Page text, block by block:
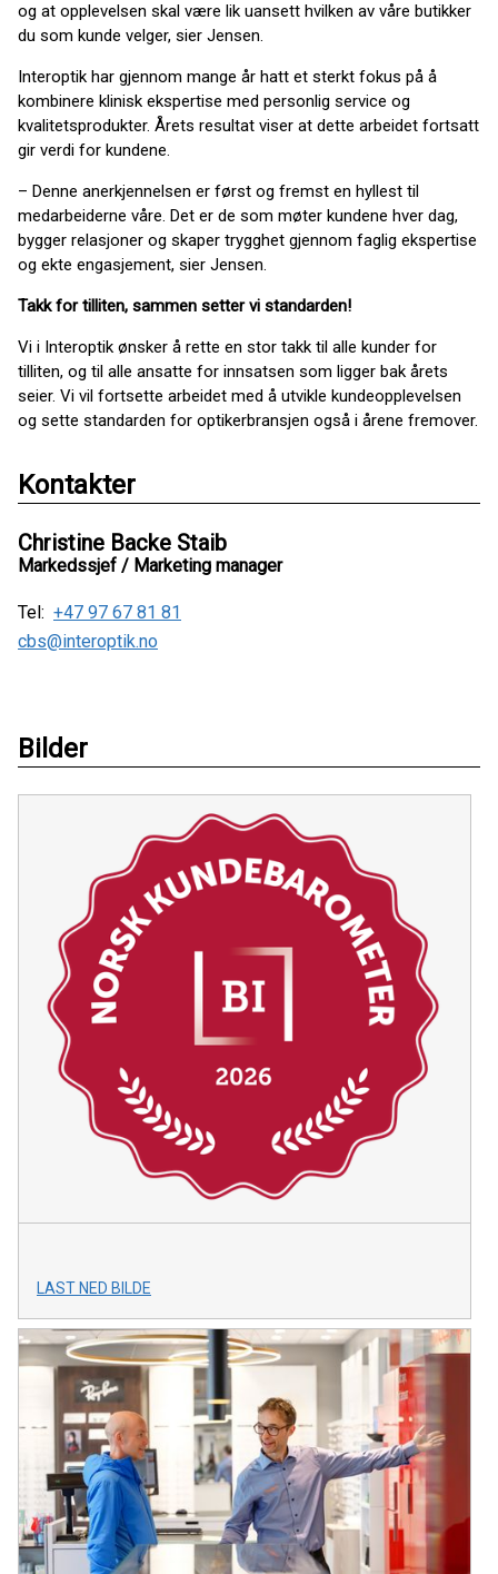
og at opplevelsen skal være lik uansett hvilken av våre butikker
du som kunde velger, sier Jensen.
Interoptik har gjennom mange år hatt et sterkt fokus på å
kombinere klinisk ekspertise med personlig service og
kvalitetsprodukter. Årets resultat viser at dette arbeidet fortsatt
gir verdi for kundene.
– Denne anerkjennelsen er først og fremst en hyllest til
medarbeiderne våre. Det er de som møter kundene hver dag,
bygger relasjoner og skaper trygghet gjennom faglig ekspertise
og ekte engasjement, sier Jensen.
Takk for tilliten, sammen setter vi standarden!
Vi i Interoptik ønsker å rette en stor takk til alle kunder for
tilliten, og til alle ansatte for innsatsen som ligger bak årets
seier. Vi vil fortsette arbeidet med å utvikle kundeopplevelsen
og sette standarden for optikerbransjen også i årene fremover.
Kontakter
Christine Backe Staib
Markedssjef / Marketing manager
Tel: +47 97 67 81 81
cbs@interoptik.no
Bilder
LAST NED BILDE